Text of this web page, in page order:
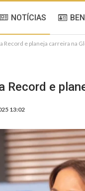
NOTÍCIAS
Record e planeja carreira na
Record e
13:02